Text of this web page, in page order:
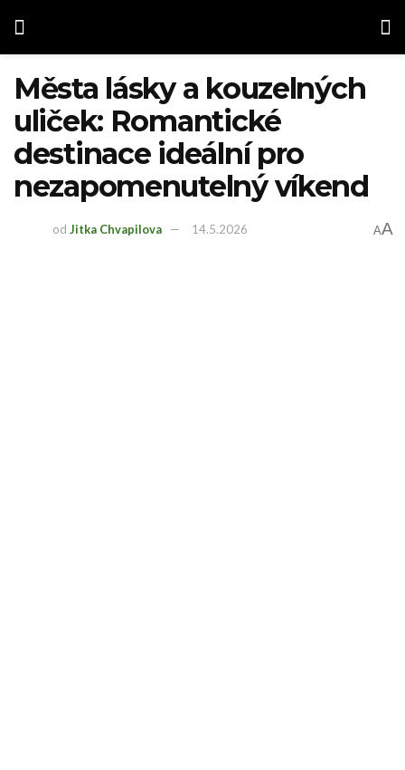
Města lásky a kouzelných
uliček: Romantické
destinace ideální pro
nezapomenutelný víkend
od Jitka Chvapilova 14.5.2026 AA